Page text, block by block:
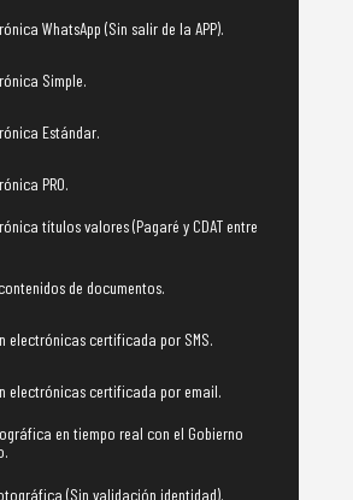
WhatsApp (Sin salir de la APP).
Simple.
Estándar.
PRO.
títulos valores (Pagaré y CDAT entre
de documentos.
electrónicas certificada por SMS.
electrónicas certificada por email.
en tiempo real con el Gobierno
(Sin validación identidad).